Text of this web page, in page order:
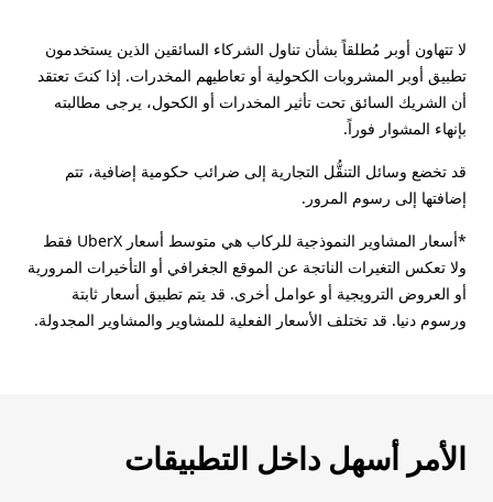
لا تتهاون أوبر مُطلقاً بشأن تناول الشركاء السائقين الذين يستخدمون
تطبيق أوبر المشروبات الكحولية أو تعاطيهم المخدرات. إذا كنتَ تعتقد
أن الشريك السائق تحت تأثير المخدرات أو الكحول، يرجى مطالبته
بإنهاء المشوار فوراً.
قد تخضع وسائل التنقُّل التجارية إلى ضرائب حكومية إضافية، تتم
إضافتها إلى رسوم المرور.
*أسعار المشاوير النموذجية للركاب هي متوسط أسعار UberX فقط
ولا تعكس التغيرات الناتجة عن الموقع الجغرافي أو التأخيرات المرورية
أو العروض الترويجية أو عوامل أخرى. قد يتم تطبيق أسعار ثابتة
ورسوم دنيا. قد تختلف الأسعار الفعلية للمشاوير والمشاوير المجدولة.
الأمر أسهل داخل التطبيقات